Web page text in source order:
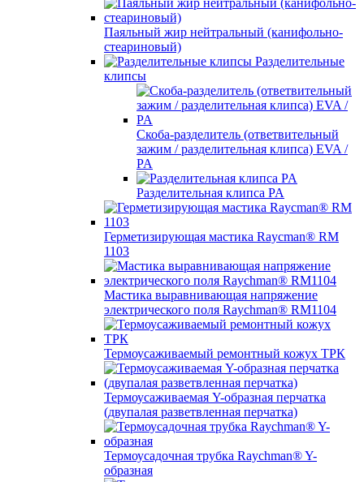
Паяльный жир нейтральный (канифольно-
стеариновый)
Разделительные
клипсы
Скоба-разделитель (ответвительный
зажим / разделительная клипса) EVA /
PA
Разделительная клипса PA
Герметизирующая мастика Raycman® RM
1103
Мастика выравнивающая напряжение
электрического поля Raychman® RM1104
Термоусаживаемый ремонтный кожух ТРК
Термоусаживаемая Y-образная перчатка
(двупалая разветвленная перчатка)
Термоусадочная трубка Raychman® Y-
образная